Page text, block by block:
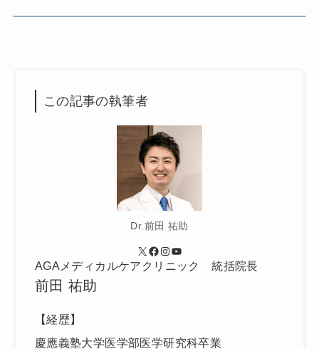
この記事の執筆者
Dr.前田 祐助
X Facebook Instagram YouTube
AGAメディカルケアクリニック 統括院長
前田 祐助
【経歴】
慶應義塾大学医学部医学研究科卒業